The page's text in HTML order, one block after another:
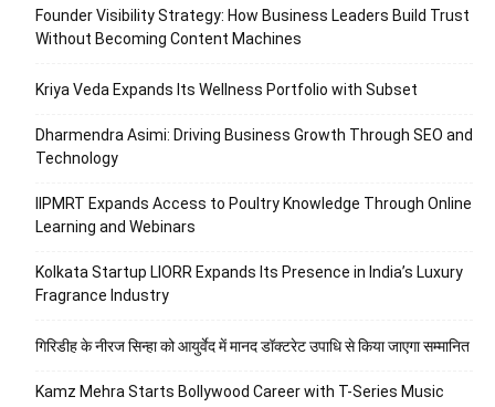
Founder Visibility Strategy: How Business Leaders Build Trust
Without Becoming Content Machines
Kriya Veda Expands Its Wellness Portfolio with Subset
Dharmendra Asimi: Driving Business Growth Through SEO and
Technology
IIPMRT Expands Access to Poultry Knowledge Through Online
Learning and Webinars
Kolkata Startup LIORR Expands Its Presence in India’s Luxury
Fragrance Industry
गिरिडीह के नीरज सिन्हा को आयुर्वेद में मानद डॉक्टरेट उपाधि से किया जाएगा सम्मानित
Kamz Mehra Starts Bollywood Career with T-Series Music